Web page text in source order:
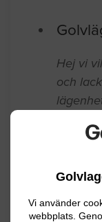
Vi använder
webbplats.
Hej vi
och